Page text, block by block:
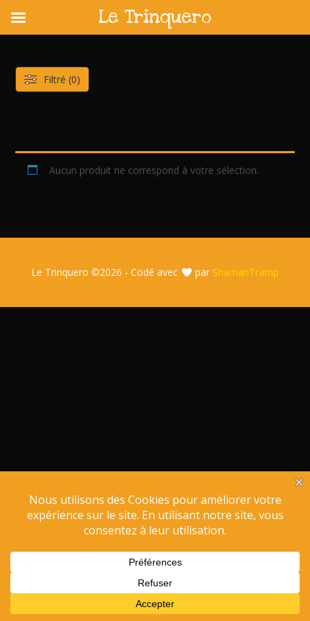
content
Aucun produit ne correspond à votre sélection.
Filtré (0)
Le Trinquero ©2026 - Codé avec par ShamanTramp
Le Trinquero